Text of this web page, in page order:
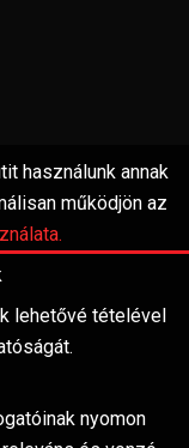
használunk annak
működjön az
lehetővé tételével
nyomon